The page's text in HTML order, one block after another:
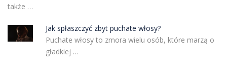
także …
Jak spłaszczyć zbyt puchate włosy?
Puchate włosy to zmora wielu osób, które marzą o
gładkiej …